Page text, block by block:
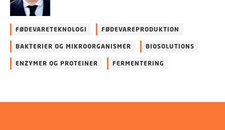
FØDEVARETEKNOLOGI FØDEVAREPRODUKTION
BAKTERIER OG MIKROORGANISMER BIOSOLUTIONS
ENZYMER OG PROTEINER FERMENTERING